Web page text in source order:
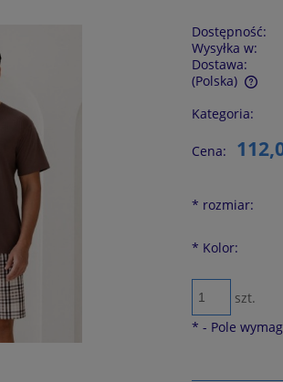
Dostępność:
Wysyłka w:
Dostawa:
(Polska)
Cena nie zawiera ewentualnych kosztów
płatności
Kategoria:
Cena:
* rozmiar:
* Kolor:
szt.
* - Pole